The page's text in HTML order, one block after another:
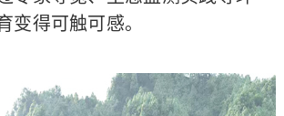
变得可触可感。